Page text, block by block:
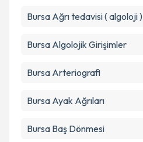
Bursa Ağrı tedavisi ( algoloji )
Bursa Algolojik Girişimler
Bursa Arteriografi
Bursa Ayak Ağrıları
Bursa Baş Dönmesi